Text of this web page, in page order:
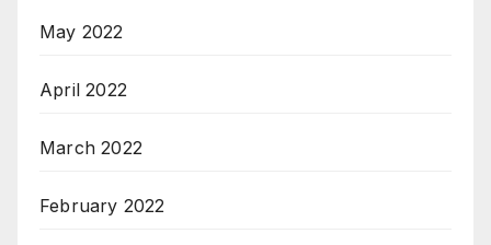
May 2022
April 2022
March 2022
February 2022